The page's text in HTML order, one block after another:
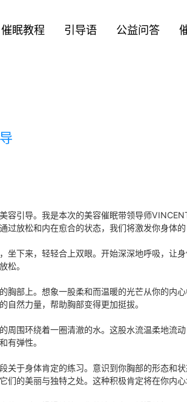
催眠教程 引导语 公益问答
容引导。我是本次的美容催眠带领导师
过放松和内在愈合的状态，我们将激发你身体
坐下来，轻轻合上双眼。开始深深地呼吸，让
松。
胸部上。想象一股柔和而温暖的光芒从你的内
自然力量，帮助胸部变得更加挺拔。
周围环绕着一圈清澈的水。这股水流温柔地流
有弹性。
关于身体肯定的练习。意识到你胸部的形态和
们的美丽与独特之处。这种积极肯定将在你内